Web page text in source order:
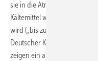
sie in die Atmosphäre
Kältemittel wirklich in diesem
wird („bis zu 5 %/a bei Split-
Deutscher Kälte-Klima-
zeigen ein anderes Bild.